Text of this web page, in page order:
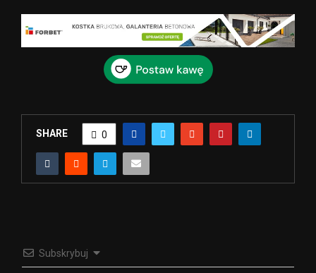
SHARE 0
Subskrybuj